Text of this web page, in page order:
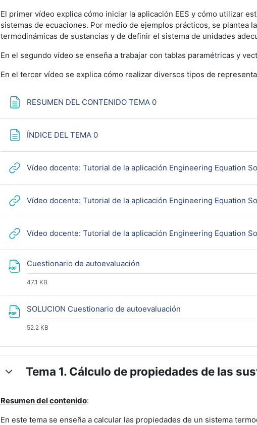
El primer vídeo explica cómo iniciar la aplicación EES y cómo utilizar
sistemas de ecuaciones. Por medio de ejemplos prácticos, se plantea
termodinámicas de sustancias y de definir el sistema de unidades
En el segundo vídeo se enseña a trabajar con tablas paramétricas y
En el tercer vídeo se explica cómo realizar diversos tipos de
RESUMEN DEL CONTENIDO TEMA 0Página
ÍNDICE DEL TEMA 0Página
Vídeo docente: Tutorial de la aplicación Engineering Equation
Vídeo docente: Tutorial de la aplicación Engineering Equation
Vídeo docente: Tutorial de la aplicación Engineering Equation
Cuestionario de autoevaluación
47.1 KB
SOLUCION Cuestionario de autoevaluación
52.2 KB
ColapsarTema 1. Cálculo de propiedades de las
Resumen del contenido:
En este tema se enseña a calcular las propiedades de un sistema